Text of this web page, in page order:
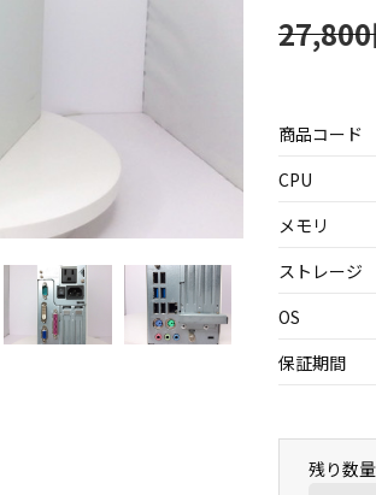
商品コード
CPU
メモリ
ストレージ
OS
保証期間
残り数